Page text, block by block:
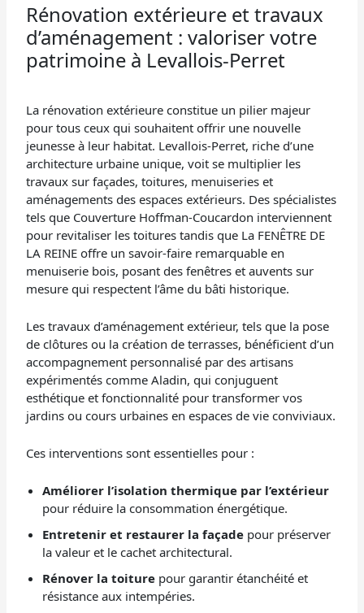
Rénovation extérieure et travaux
d’aménagement : valoriser votre
patrimoine à Levallois-Perret
La rénovation extérieure constitue un pilier majeur
pour tous ceux qui souhaitent offrir une nouvelle
jeunesse à leur habitat. Levallois-Perret, riche d’une
architecture urbaine unique, voit se multiplier les
travaux sur façades, toitures, menuiseries et
aménagements des espaces extérieurs. Des spécialistes
tels que Couverture Hoffman-Coucardon interviennent
pour revitaliser les toitures tandis que La FENÊTRE DE
LA REINE offre un savoir-faire remarquable en
menuiserie bois, posant des fenêtres et auvents sur
mesure qui respectent l’âme du bâti historique.
Les travaux d’aménagement extérieur, tels que la pose
de clôtures ou la création de terrasses, bénéficient d’un
accompagnement personnalisé par des artisans
expérimentés comme Aladin, qui conjuguent
esthétique et fonctionnalité pour transformer vos
jardins ou cours urbaines en espaces de vie conviviaux.
Ces interventions sont essentielles pour :
Améliorer l’isolation thermique par l’extérieur
pour réduire la consommation énergétique.
Entretenir et restaurer la façade pour préserver
la valeur et le cachet architectural.
Rénover la toiture pour garantir étanchéité et
résistance aux intempéries.